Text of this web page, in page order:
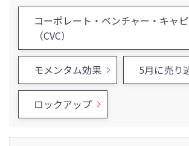
コーポレート・ベンチャー・キャ
（CVC）
モメンタム効果 5月に売り
ロックアップ